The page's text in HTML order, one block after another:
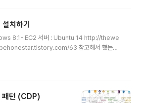
하여 상호 작용을 할 수
든 데이터 (크던,작던)에
성을 제공하는 객체 저장
Amazon Kin..
치하기
8.1- EC2 서버 : Ubuntu 14 http://thewe
63 참고해서 했는데
AWS 클라우드 디자인 패턴 (CDP)